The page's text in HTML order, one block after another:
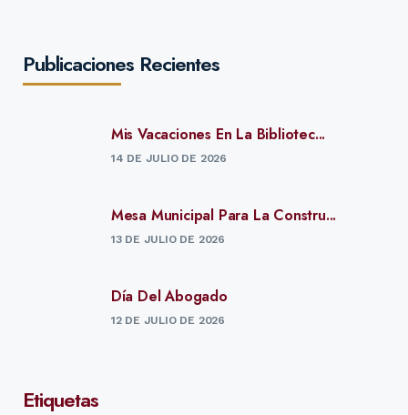
Publicaciones Recientes
Mis Vacaciones En La Bibliotec...
14 DE JULIO DE 2026
Mesa Municipal Para La Constru...
13 DE JULIO DE 2026
Día Del Abogado
12 DE JULIO DE 2026
Etiquetas